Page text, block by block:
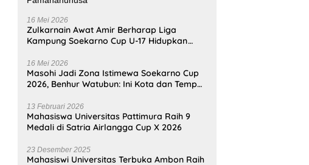
16 Mei 2026
Zulkarnain Awat Amir Berharap Liga
Kampung Soekarno Cup U-17 Hidupkan
Pamahanunusa
16 Mei 2026
Masohi Jadi Zona Istimewa Soekarno Cup
2026, Benhur Watubun: Ini Kota dan Tempat
13 Februari 2026
Mahasiswa Universitas Pattimura Raih 9
Medali di Satria Airlangga Cup X 2026
23 Desember 2025
Mahasiswi Universitas Terbuka Ambon Raih